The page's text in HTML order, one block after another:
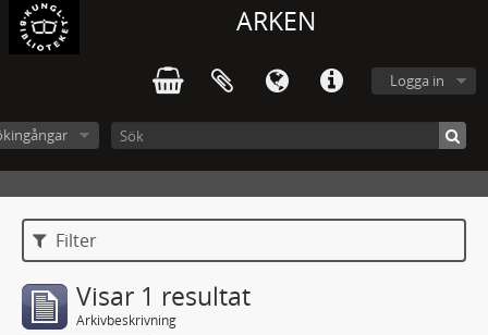
ARKEN
Logga in
Filter
Visar 1 resultat
Arkivbeskrivning